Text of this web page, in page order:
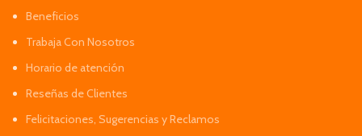
Beneficios
Trabaja Con Nosotros
Horario de atención
Reseñas de Clientes
Felicitaciones, Sugerencias y Reclamos